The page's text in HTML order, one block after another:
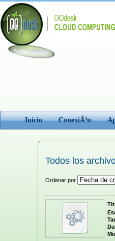
Inicio ConexiÃ³n
Todos los
Ordenar por